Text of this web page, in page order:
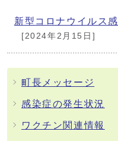
新型コロナウイルス
[2024年2月15日]
町長メッセージ
感染症の発生状況
ワクチン関連情報